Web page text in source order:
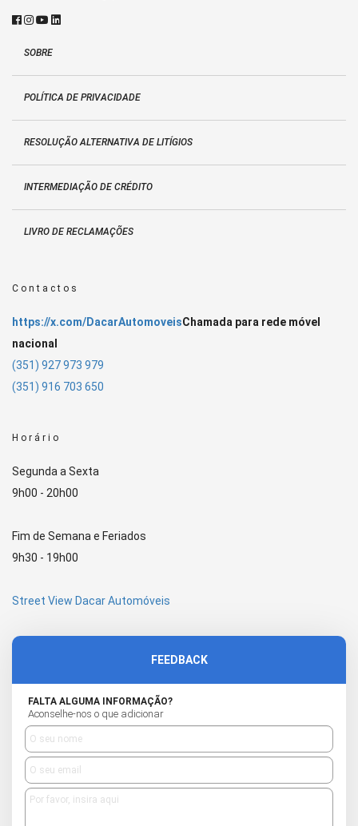
SOBRE
POLÍTICA DE PRIVACIDADE
RESOLUÇÃO ALTERNATIVA DE LITÍGIOS
INTERMEDIAÇÃO DE CRÉDITO
LIVRO DE RECLAMAÇÕES
Contactos
https://x.com/DacarAutomoveisChamada para rede móvel
nacional
(351) 927 973 979
(351) 916 703 650
Horário
Segunda a Sexta
9h00 - 20h00
Fim de Semana e Feriados
9h30 - 19h00
Street View Dacar Automóveis
FEEDBACK
FALTA ALGUMA INFORMAÇÃO?
Aconselhe-nos o que adicionar